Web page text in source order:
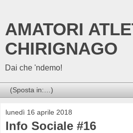
AMATORI
CHIRIGNAGO
Dai che 'ndemo!
lunedì 16 aprile 2018
Info Sociale #16